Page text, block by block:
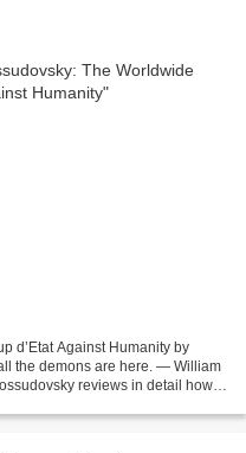
d’Etat Against Humanity by
the demons are here. — William
reviews in detail how